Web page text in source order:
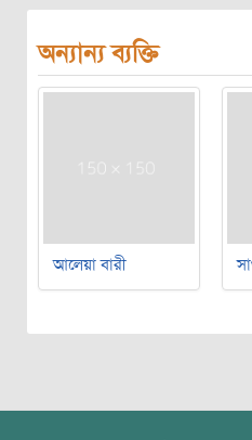
অন্যান্য ব্যক্তি
আলেয়া বারী